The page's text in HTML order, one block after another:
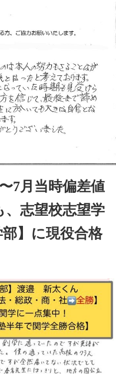
7月当時偏差値
志望校志望学
】に現役合格